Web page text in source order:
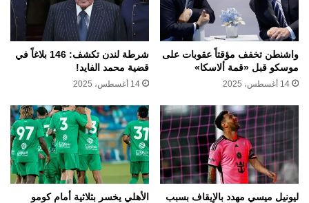
واشنطن تخفف مؤقتاً عقوبات على
موسكو قبل «قمة ألاسكا»
14 أغسطس، 2025
شرطة لندن تكشف: 146 بلاغاً في
قضية محمد الفايد!
14 أغسطس، 2025
ليونيل ميسي مهدد بالإيقاف بسبب
الأهلي يخسر بثلاثية أمام كومو